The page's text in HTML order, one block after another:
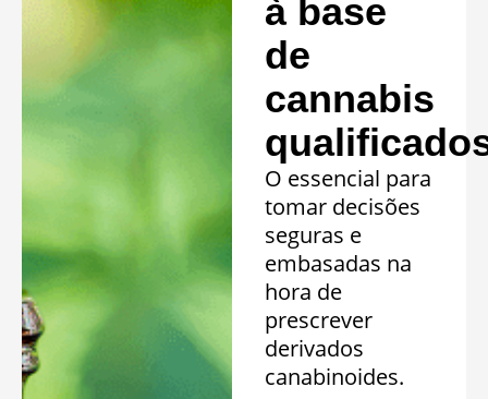
à base
de
cannabis
O essencial para
tomar decisões
seguras e
embasadas na
hora de
prescrever
derivados
canabinoides.